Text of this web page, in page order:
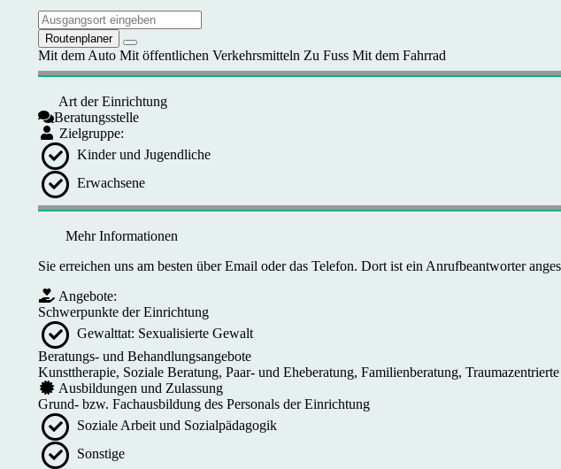
Routenplaner
Mit dem Auto Mit öffentlichen Verkehrsmitteln Zu Fuss Mit dem Fahrrad
Art der Einrichtung
Beratungsstelle
Zielgruppe:
Kinder und Jugendliche
Erwachsene
Mehr Informationen
Sie erreichen uns am besten über Email oder das Telefon. Dort ist ein Anrufbeantworter
Angebote:
Schwerpunkte der Einrichtung
Gewalttat: Sexualisierte Gewalt
Beratungs- und Behandlungsangebote
Kunsttherapie, Soziale Beratung, Paar- und Eheberatung, Familienberatung,
Ausbildungen und Zulassung
Grund- bzw. Fachausbildung des Personals der Einrichtung
Soziale Arbeit und Sozialpädagogik
Sonstige